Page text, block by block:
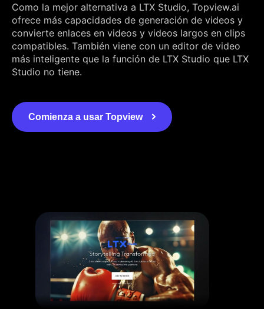
Como la mejor alternativa a LTX Studio, Topview.ai
ofrece más capacidades de generación de videos y
convierte enlaces en videos y videos largos en clips
compatibles. También viene con un editor de video
más inteligente que la función de LTX Studio que LTX
Studio no tiene.
Comienza a usar Topview